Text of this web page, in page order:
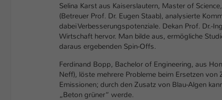
Selina Karst aus Kaiserslautern, Master of
(Betreuer Prof. Dr. Eugen Staab), analysierte
dabei Verbesserungspotenziale. Dekan Prof. Dr.-
Wirtschaft hervor. Man bilde aus, ermögliche
daraus ergebenden Spin-Offs.
Ferdinand Bopp, Bachelor of Engineering, aus
Neff), löste mehrere Probleme beim Ersetzen
Emissionen; durch den Zusatz von Blau-Algen
„Beton grüner“ werde.